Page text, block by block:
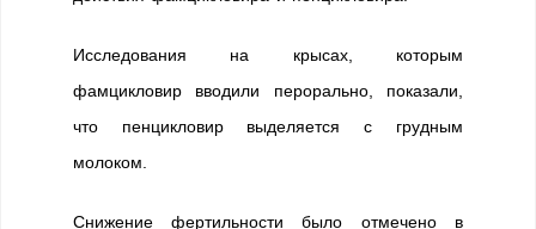
Исследования на крысах, которым
фамцикловир вводили перорально, показали,
что пенцикловир выделяется с грудным
молоком.
Снижение фертильности было отмечено в